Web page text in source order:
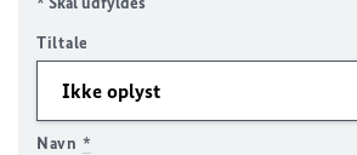
Tiltale
Navn *